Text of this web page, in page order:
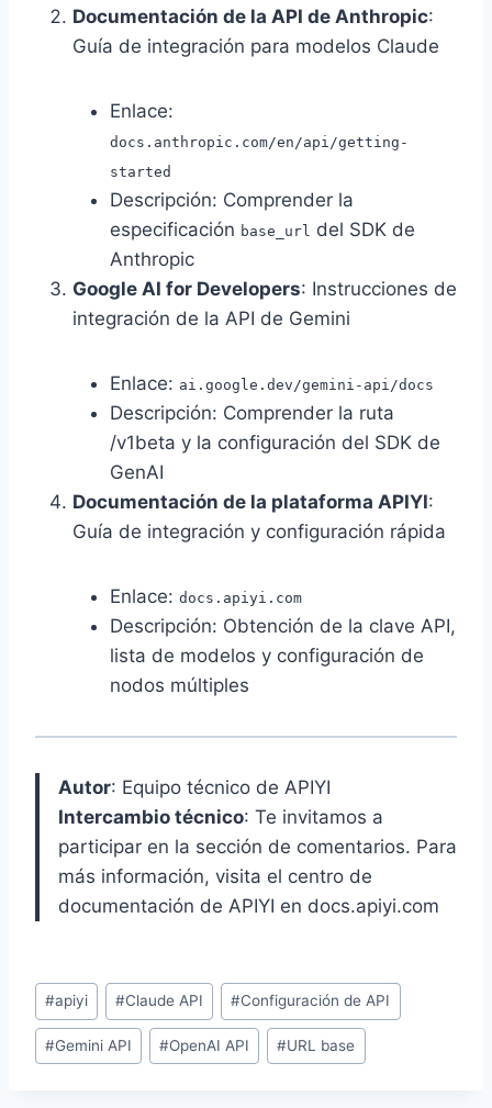
Documentación de la API de Anthropic:
Guía de integración para modelos Claude
Enlace:
docs.anthropic.com/en/api/getting-
started
Descripción: Comprender la
especificación base_url del SDK de
Anthropic
Google AI for Developers: Instrucciones de
integración de la API de Gemini
Enlace: ai.google.dev/gemini-api/docs
Descripción: Comprender la ruta
/v1beta y la configuración del SDK de
GenAI
Documentación de la plataforma APIYI:
Guía de integración y configuración rápida
Enlace: docs.apiyi.com
Descripción: Obtención de la clave API,
lista de modelos y configuración de
nodos múltiples
Autor: Equipo técnico de APIYI
Intercambio técnico: Te invitamos a
participar en la sección de comentarios. Para
más información, visita el centro de
documentación de APIYI en docs.apiyi.com
Etiquetas
de
la
#apiyi #Claude API #Configuración de API
#Gemini API #OpenAI API #URL base